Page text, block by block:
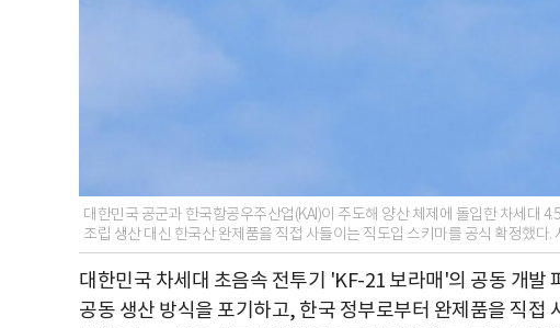
대한민국 공군과 한국항공우주산업(KAI)이 주도해 양산 체제에 돌입한 차세대
조립 생산 대신 한국산 완제품을 직접 사들이는 직도입 스키마를 공식 확정했다.
대한민국 차세대 초음속 전투기 'KF-21 보라매'의 공동 개발
공동 생산 방식을 포기하고, 한국 정부로부터 완제품을 직